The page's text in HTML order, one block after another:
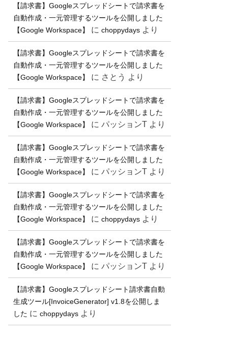
【請求書】Googleスプレッドシートで請求書を
自動作成・一元管理するツールを公開しました
【Google Workspace】
に choppydays より
【請求書】Googleスプレッドシートで請求書を
自動作成・一元管理するツールを公開しました
【Google Workspace】
に さとう より
【請求書】Googleスプレッドシートで請求書を
自動作成・一元管理するツールを公開しました
【Google Workspace】
に パッションT より
【請求書】Googleスプレッドシートで請求書を
自動作成・一元管理するツールを公開しました
【Google Workspace】
に パッションT より
【請求書】Googleスプレッドシートで請求書を
自動作成・一元管理するツールを公開しました
【Google Workspace】
に choppydays より
【請求書】Googleスプレッドシートで請求書を
自動作成・一元管理するツールを公開しました
【Google Workspace】
に パッションT より
【請求書】Googleスプレッドシート請求書自動
生成ツール[InvoiceGenerator] v1.8を公開しま
した に choppydays より